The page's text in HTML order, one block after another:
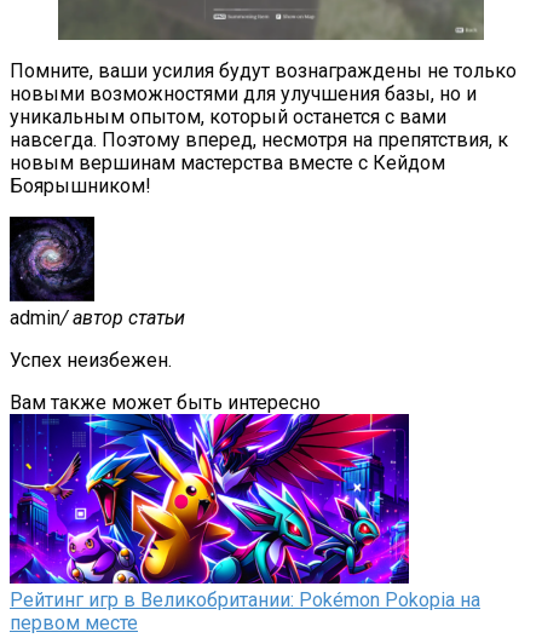
Помните, ваши усилия будут вознаграждены не только
новыми возможностями для улучшения базы, но и
уникальным опытом, который останется с вами
навсегда. Поэтому вперед, несмотря на препятствия, к
новым вершинам мастерства вместе с Кейдом
Боярышником!
admin/ автор статьи
Успех неизбежен.
Вам также может быть интересно
Рейтинг игр в Великобритании: Pokémon Pokopia на
первом месте